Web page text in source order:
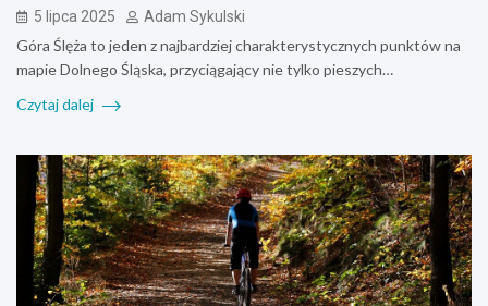
5 lipca 2025 Adam Sykulski
Góra Ślęża to jeden z najbardziej charakterystycznych punktów na
mapie Dolnego Śląska, przyciągający nie tylko pieszych…
Czytaj dalej